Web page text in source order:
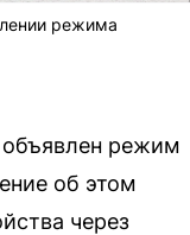
режима
режим
об этом
через